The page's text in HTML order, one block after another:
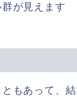
が見えます
もあって、